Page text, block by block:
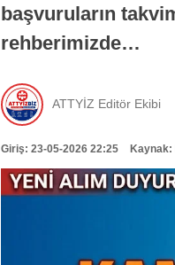
başvuruların
rehberimizde…
ATTYİZ Editör Ekibi
Giriş: 23-05-2026 22:25 Kaynak: